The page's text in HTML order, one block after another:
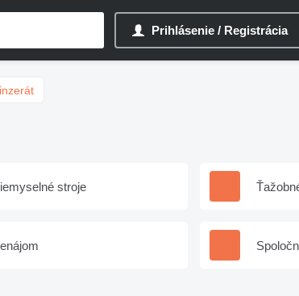
Prihlásenie / Registrácia
stroje